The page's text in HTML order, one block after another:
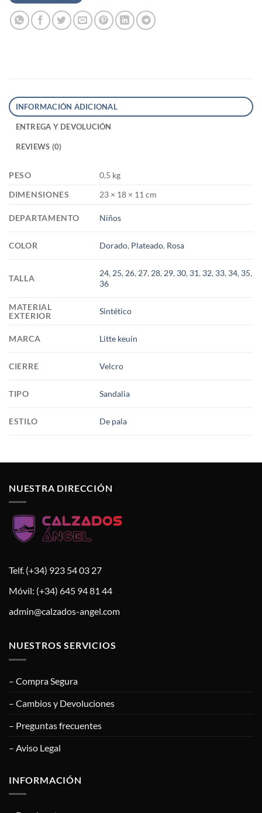
INFORMACIÓN ADICIONAL
ENTREGA Y DEVOLUCIÓN
REVIEWS (0)
PESO
0,5 kg
DIMENSIONES
23 × 18 × 11 cm
DEPARTAMENTO Niños
COLOR Dorado, Plateado, Rosa
TALLA
24, 25, 26, 27, 28, 29, 30, 31, 32, 33, 34, 35,
36
MATERIAL
EXTERIOR
Sintético
MARCA Litte keuin
CIERRE Velcro
TIPO Sandalia
ESTILO De pala
NUESTRA DIRECCIÓN
Telf. (+34) 923 54 03 27
Móvil: (+34) 645 94 81 44
admin@calzados-angel.com
NUESTROS SERVICIOS
– Compra Segura
– Cambios y Devoluciones
– Preguntas frecuentes
– Aviso Legal
INFORMACIÓN